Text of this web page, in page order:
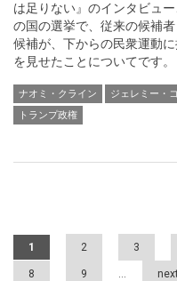
は足りない』のインタビュ
の国の選挙で、従来の候補
候補が、下からの民衆運動
を見せたことについてです。
ナオミ・クライン ジェレミー・
トランプ政権
Pages
1 2 3
8 9 …